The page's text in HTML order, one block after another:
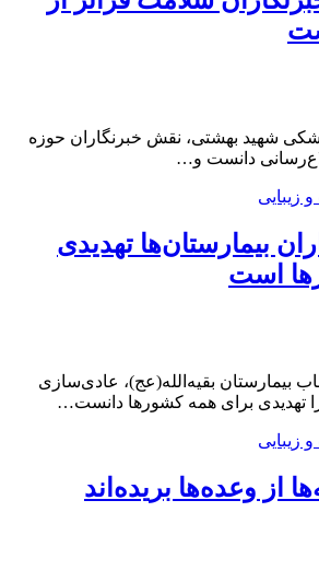
شهید بهشتی، نقش خبرنگاران حوزه
دانست و…
زیبایی
بیمارستان‌ها تهدیدی
است
بقیه‌الله(عج)، عادی‌سازی
را تهدیدی برای همه کشورها دانست…
زیبایی
از وعده‌ها بریده‌اند